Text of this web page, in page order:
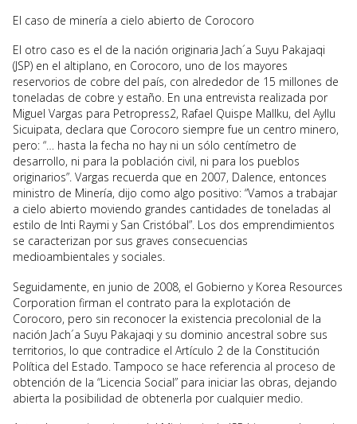
El caso de minería a cielo abierto de Corocoro
El otro caso es el de la nación originaria Jach´a Suyu Pakajaqi
(JSP) en el altiplano, en Corocoro, uno de los mayores
reservorios de cobre del país, con alrededor de 15 millones de
toneladas de cobre y estaño. En una entrevista realizada por
Miguel Vargas para Petropress2, Rafael Quispe Mallku, del Ayllu
Sicuipata, declara que Corocoro siempre fue un centro minero,
pero: “… hasta la fecha no hay ni un sólo centímetro de
desarrollo, ni para la población civil, ni para los pueblos
originarios”. Vargas recuerda que en 2007, Dalence, entonces
ministro de Minería, dijo como algo positivo: “Vamos a trabajar
a cielo abierto moviendo grandes cantidades de toneladas al
estilo de Inti Raymi y San Cristóbal”. Los dos emprendimientos
se caracterizan por sus graves consecuencias
medioambientales y sociales.
Seguidamente, en junio de 2008, el Gobierno y Korea Resources
Corporation firman el contrato para la explotación de
Corocoro, pero sin reconocer la existencia precolonial de la
nación Jach´a Suyu Pakajaqi y su dominio ancestral sobre sus
territorios, lo que contradice el Artículo 2 de la Constitución
Política del Estado. Tampoco se hace referencia al proceso de
obtención de la “Licencia Social” para iniciar las obras, dejando
abierta la posibilidad de obtenerla por cualquier medio.